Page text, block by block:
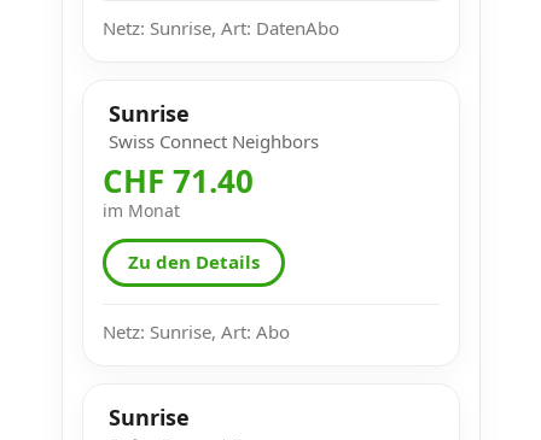
Netz: Sunrise, Art: DatenAbo
Sunrise
Swiss Connect Neighbors
CHF 71.40
im Monat
Zu den Details
Netz: Sunrise, Art: Abo
Sunrise